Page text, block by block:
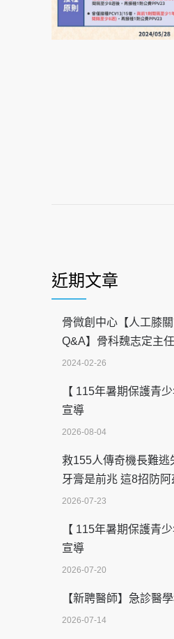
近期文章
骨微創中心【人工膝
Q&A】骨科魏志定主任
2024-02-26
【 115年暑期保護青
宣導
2026-08-04
救155人傳奇機長難逃
牙膏是前兆 這8招防阿
2026-07-23
【 115年暑期保護青
宣導
2026-07-20
【新聘醫師】急診醫
2026-07-14